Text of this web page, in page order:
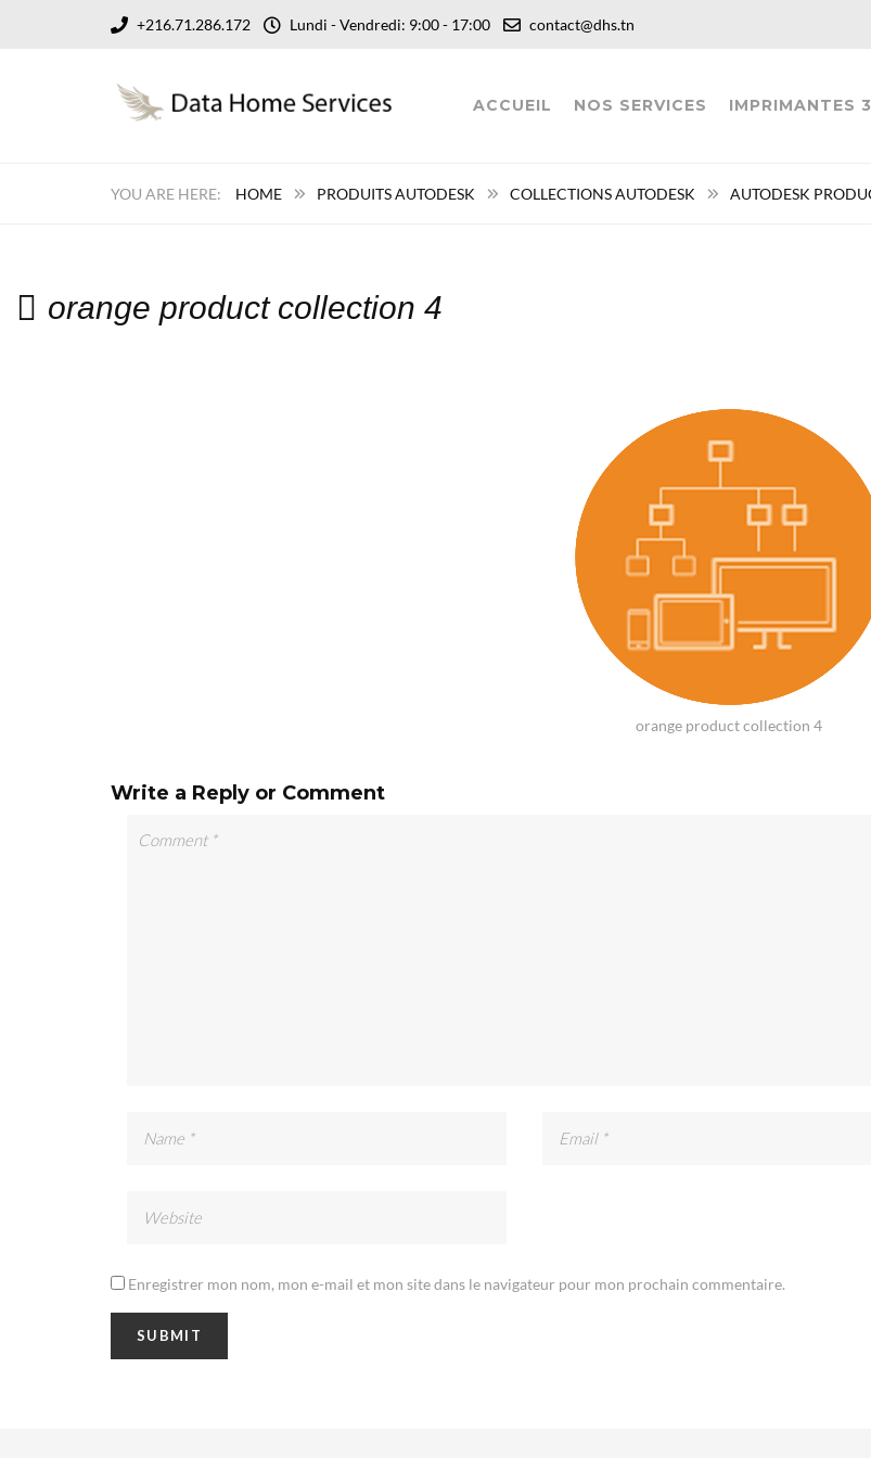
+216.71.286.172 Lundi - Vendredi: 9:00 - 17:00 contact@dhs.tn
ACCUEIL NOS SERVICES IMPRIMANTES
HOME PRODUITS AUTODESK COLLECTIONS AUTODESK AUTODESK
orange product collection 4
orange product collection 4
Write a Reply or Comment
Enregistrer mon nom, mon e-mail et mon site dans le navigateur pour mon prochain commentaire.